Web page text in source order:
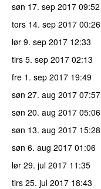
søn 17. sep 2017 09:52
tors 14. sep 2017 00:26
lør 9. sep 2017 12:33
tirs 5. sep 2017 02:13
fre 1. sep 2017 19:49
søn 27. aug 2017 07:57
søn 20. aug 2017 05:06
søn 13. aug 2017 15:28
søn 6. aug 2017 01:06
lør 29. jul 2017 11:35
tirs 25. jul 2017 18:43